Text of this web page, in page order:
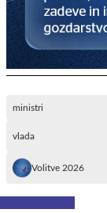
ministri
vlada
Volitve 2026